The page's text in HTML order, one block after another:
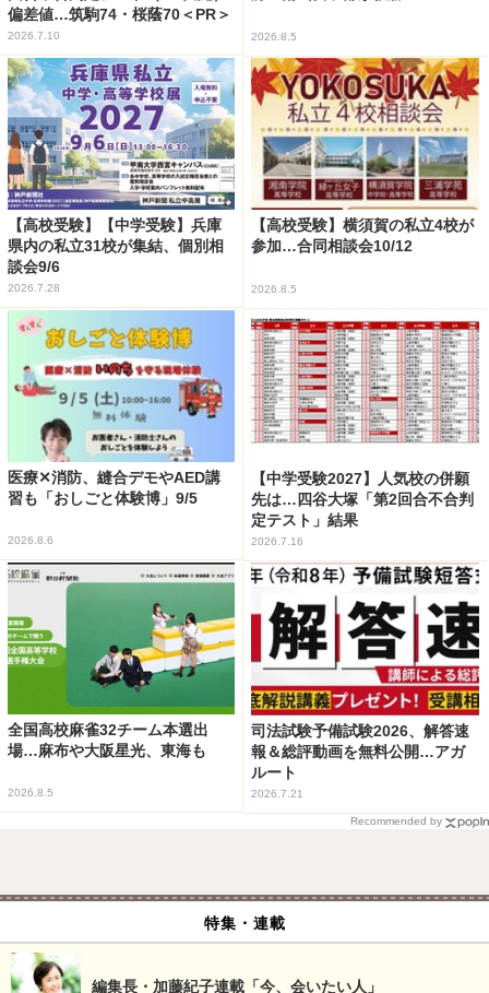
偏差値…筑駒74・桜蔭70＜PR＞
2026.7.10 2026.8.5
【高校受験】【中学受験】兵庫
県内の私立31校が集結、個別相
談会9/6
2026.7.28
【高校受験】横須賀の私立4校が
参加…合同相談会10/12
2026.8.5
医療✕消防、縫合デモやAED講
習も「おしごと体験博」9/5
2026.8.6
【中学受験2027】人気校の併願
先は…四谷大塚「第2回合不合判
定テスト」結果
2026.7.16
全国高校麻雀32チーム本選出
場…麻布や大阪星光、東海も
2026.8.5
司法試験予備試験2026、解答速
報＆総評動画を無料公開…アガ
ルート
2026.7.21
Recommended by
特集・連載
編集長・加藤紀子連載「今、会いたい人」